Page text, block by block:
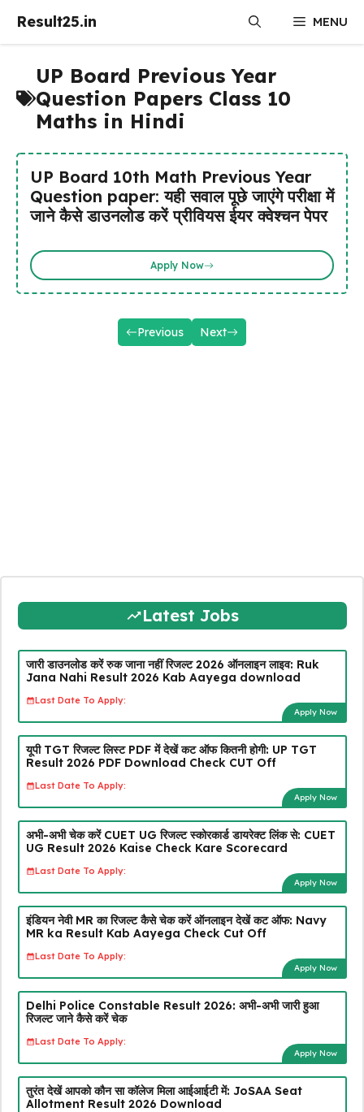
Result25.in MENU
UP Board Previous Year
Question Papers Class 10
Maths in Hindi
UP Board 10th Math Previous Year
Question paper: यही सवाल पूछे जाएंगे परीक्षा में
जाने कैसे डाउनलोड करें प्रीवियस ईयर क्वेश्चन पेपर
Apply Now
Previous Next
Latest Jobs
जारी डाउनलोड करें रुक जाना नहीं रिजल्ट 2026 ऑनलाइन लाइव: Ruk
Jana Nahi Result 2026 Kab Aayega download
Last Date To Apply:
Apply Now
यूपी TGT रिजल्ट लिस्ट PDF में देखें कट ऑफ कितनी होगी: UP TGT
Result 2026 PDF Download Check CUT Off
Last Date To Apply:
Apply Now
अभी-अभी चेक करें CUET UG रिजल्ट स्कोरकार्ड डायरेक्ट लिंक से: CUET
UG Result 2026 Kaise Check Kare Scorecard
Last Date To Apply:
Apply Now
इंडियन नेवी MR का रिजल्ट कैसे चेक करें ऑनलाइन देखें कट ऑफ: Navy
MR ka Result Kab Aayega Check Cut Off
Last Date To Apply:
Apply Now
Delhi Police Constable Result 2026: अभी-अभी जारी हुआ
रिजल्ट जाने कैसे करें चेक
Last Date To Apply:
Apply Now
तुरंत देखें आपको कौन सा कॉलेज मिला आईआईटी में: JoSAA Seat
Allotment Result 2026 Download